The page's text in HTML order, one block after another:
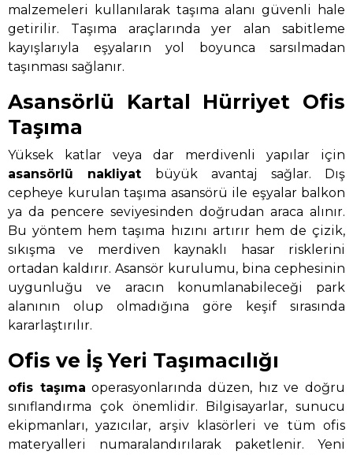
malzemeleri kullanılarak taşıma alanı güvenli hale
getirilir. Taşıma araçlarında yer alan sabitleme
kayışlarıyla eşyaların yol boyunca sarsılmadan
taşınması sağlanır.
Asansörlü Kartal Hürriyet Ofis
Taşıma
Yüksek katlar veya dar merdivenli yapılar için
asansörlü nakliyat büyük avantaj sağlar. Dış
cepheye kurulan taşıma asansörü ile eşyalar balkon
ya da pencere seviyesinden doğrudan araca alınır.
Bu yöntem hem taşıma hızını artırır hem de çizik,
sıkışma ve merdiven kaynaklı hasar risklerini
ortadan kaldırır. Asansör kurulumu, bina cephesinin
uygunluğu ve aracın konumlanabileceği park
alanının olup olmadığına göre keşif sırasında
kararlaştırılır.
Ofis ve İş Yeri Taşımacılığı
ofis taşıma operasyonlarında düzen, hız ve doğru
sınıflandırma çok önemlidir. Bilgisayarlar, sunucu
ekipmanları, yazıcılar, arşiv klasörleri ve tüm ofis
materyalleri numaralandırılarak paketlenir. Yeni